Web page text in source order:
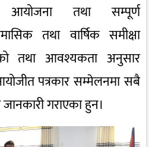
आयोजना तथा सम्पूर्ण
तथा वार्षिक समीक्षा
तथा आवश्यकता अनुसार
पत्रकार सम्मेलनमा सबै
गराएका हुन।